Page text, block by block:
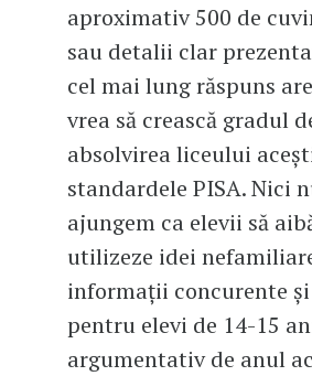
aproximativ 500 de
sau detalii clar
cel mai lung răspuns
vrea să crească gradul
absolvirea liceului
standardele PISA. Nici
ajungem ca elevii să
utilizeze idei
informații concurente
pentru elevi de 14-15
argumentativ de anul